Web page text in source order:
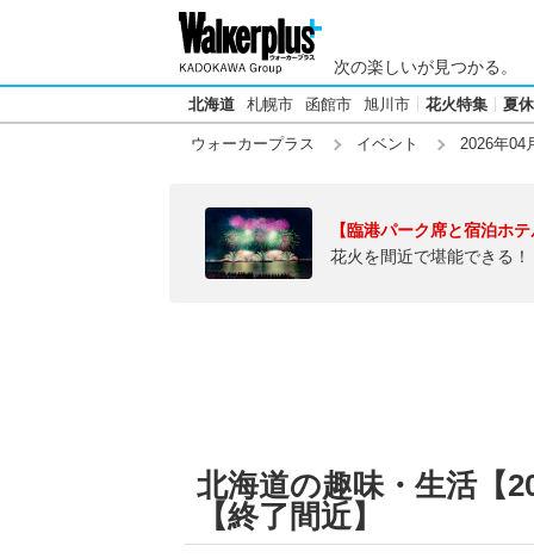
次の楽しいが見つかる。
北海道 札幌市 函館市 旭川市 花火特集 夏
ウォーカープラス イベント 2026年04
【臨港パーク席と宿泊ホ
花火を間近で堪能できる
北海道の趣味・生活【
【終了間近】